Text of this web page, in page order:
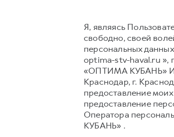
Я, являясь
свободно, своей
персональных
optima-stv-haval.ru »,
«ОПТИМА КУБАНЬ»
Краснодар, г.
предоставление
предоставление
Оператора
КУБАНЬ» .